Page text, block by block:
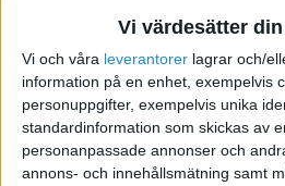
Vi värdesätter
Vi och våra leverantorer lagrar och/
information på en enhet, exempelvis
personuppgifter, exempelvis unika
standardinformation som skickas av
personanpassade annonser och
annons- och innehållsmätning samt
Footnet.se - din
fotvårdsbutik på
2011-09-25 18:07